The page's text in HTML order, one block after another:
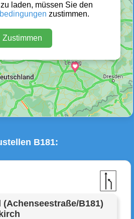
Defektes Fahrzeug
laden, müssen Sie den
zustimmen.
Zustimmen
B181:
(Achenseestraße/B181)